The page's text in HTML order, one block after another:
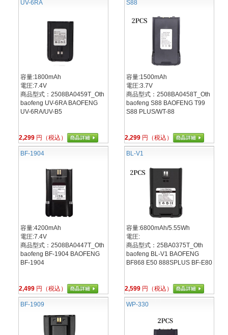
UV-6RA
容量:1800mAh
電圧:7.4V
商品型式：2508BA0459T_Oth
baofeng UV-6RA BAOFENG
UV-6RA/UV-B5
2,299 円（税込）
S88
容量:1500mAh
電圧:3.7V
商品型式：2508BA0458T_Oth
baofeng S88 BAOFENG T99
S88 PLUS/WT-88
2,299 円（税込）
BF-1904
容量:4200mAh
電圧:7.4V
商品型式：2508BA0447T_Oth
baofeng BF-1904 BAOFENG
BF-1904
2,499 円（税込）
BL-V1
容量:6800mAh/5.55Wh
電圧:
商品型式：25BA0375T_Oth
baofeng BL-V1 BAOFENG
BF868 E50 888SPLUS BF-E80
2,599 円（税込）
BF-1909 WP-330